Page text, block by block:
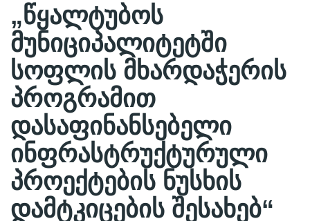
„წყალტუბოს
მუნიციპალიტეტში
სოფლის მხარდაჭერის
პროგრამით
დასაფინანსებელი
ინფრასტრუქტურული
პროექტების ნუსხის
დამტკიცების შესახებ“